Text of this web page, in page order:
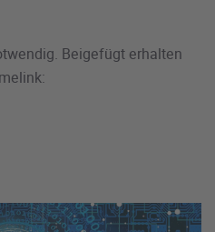
Beigefügt erhalten